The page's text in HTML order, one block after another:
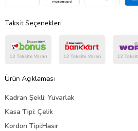
Taksit Seçenekleri
Ürün Açıklaması
Kadran Şekli: Yuvarlak
Kasa Tipi: Çelik
Kordon Tipi:Hasır